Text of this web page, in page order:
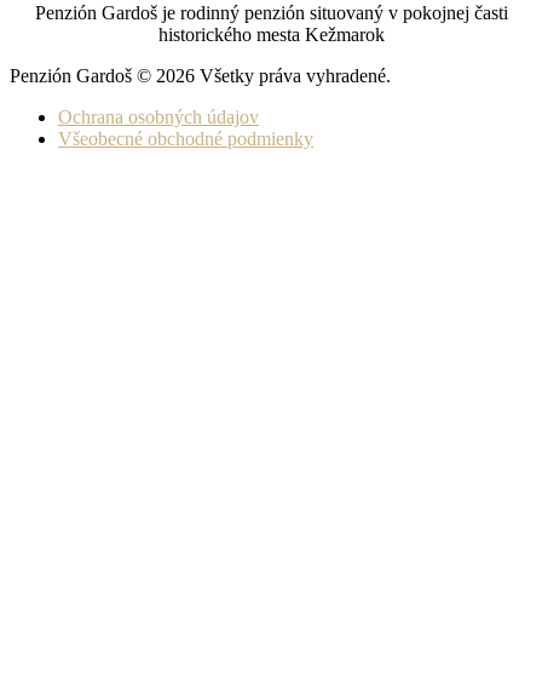
Penzión Gardoš je rodinný penzión situovaný v pokojnej časti
historického mesta Kežmarok
Penzión Gardoš © 2026 Všetky práva vyhradené.
Ochrana osobných údajov
Všeobecné obchodné podmienky